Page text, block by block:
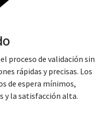
proceso de validación sin
rápidas y precisas. Los
de espera mínimos,
y la satisfacción alta.